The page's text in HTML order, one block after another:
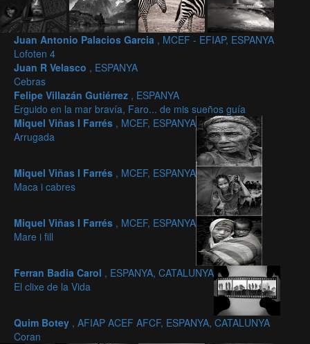
Juan Antonio Palacios Garcia , MCEF - EFIAP, ESPANYA
Lofoten 4
Juan R Velasco , ESPANYA
Cebras
Felipe Villazán Gutiérrez , ESPANYA
Erguido en la mar bravía, Faro... de mis sueños guía
Miquel Viñas I Farrés , MCEF, ESPANYA
Arrugada
Miquel Viñas I Farrés , MCEF, ESPANYA
Maca i cabres
Miquel Viñas I Farrés , MCEF, ESPANYA
Mare i fill
Ferran Badia Carol , ESPANYA, CATALUNYA
El clixe de la Vida
Quim Botey , AFIAP ACEF AFCF, ESPANYA, CATALUNYA
Coran